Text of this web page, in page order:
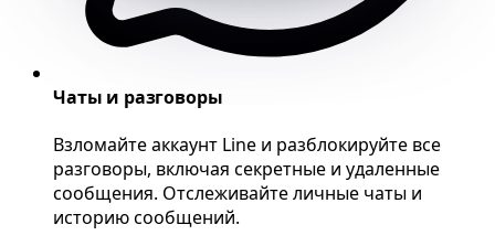
Чаты и разговоры
Взломайте аккаунт Line и разблокируйте все
разговоры, включая секретные и удаленные
сообщения. Отслеживайте личные чаты и
историю сообщений.